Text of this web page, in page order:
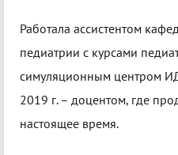
Работала ассистентом
педиатрии с курсами
симуляционным центром
2019 г. – доцентом, где
настоящее время.